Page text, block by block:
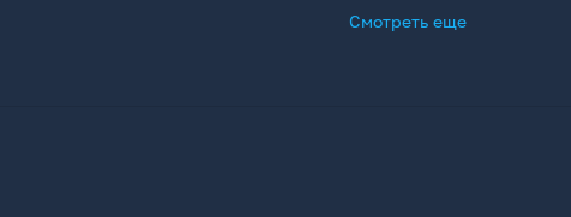
Смотреть еще